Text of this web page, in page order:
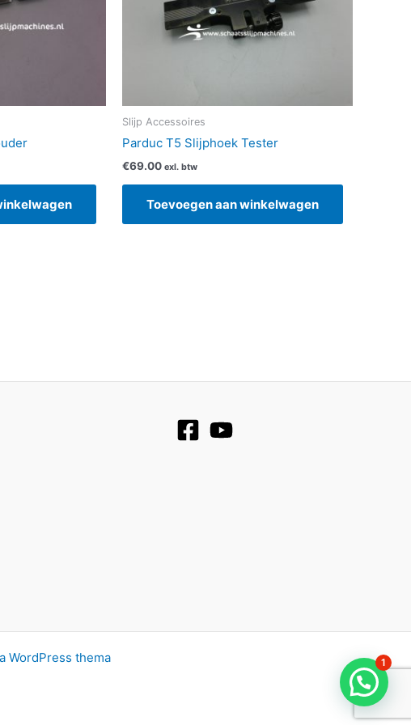
Slijp Accessoires
Parduc T5 Slijphoek Tester
€69.00 exl. btw
Toevoegen aan winkelwagen
WordPress thema 1